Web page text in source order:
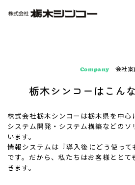
Company 会社案
栃木シンコーはこん
株式会社栃木シンコーは栃木県を中
システム開発・システム構築などのソ
います。
情報システムは『導入後にどう使って
です。だから、私たちはお客様とと
きます。